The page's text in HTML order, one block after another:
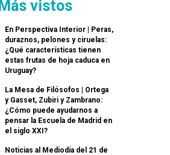
Más vistos
En Perspectiva Interior | Peras,
duraznos, pelones y ciruelas:
¿Qué características tienen
estas frutas de hoja caduca en
Uruguay?
La Mesa de Filósofos | Ortega
y Gasset, Zubiri y Zambrano:
¿Cómo puede ayudarnos a
pensar la Escuela de Madrid en
el siglo XXI?
Noticias al Mediodía del 21 de